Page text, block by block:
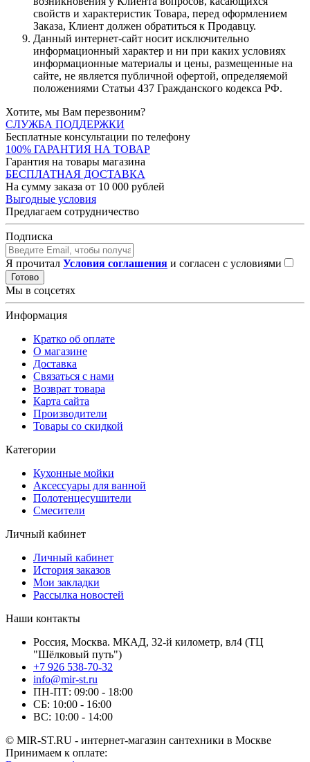
свойств и характеристик Товара, перед оформлением
Заказа, Клиент должен обратиться к Продавцу.
Данный интернет-сайт носит исключительно
информационный характер и ни при каких условиях
информационные материалы и цены, размещенные на
сайте, не является публичной офертой, определяемой
положениями Статьи 437 Гражданского кодекса РФ.
Хотите, мы Вам перезвоним?
СЛУЖБА ПОДДЕРЖКИ
Бесплатные консультации по телефону
100% ГАРАНТИЯ НА ТОВАР
Гарантия на товары магазина
БЕСПЛАТНАЯ ДОСТАВКА
На сумму заказа от 10 000 рублей
Выгодные условия
Предлагаем сотрудничество
Подписка
Я прочитал Условия соглашения и согласен с условиями
Готово
Мы в соцсетях
Информация
Кратко об оплате
О магазине
Доставка
Связаться с нами
Возврат товара
Карта сайта
Производители
Товары со скидкой
Категории
Кухонные мойки
Аксессуары для ванной
Полотенцесушители
Смесители
Личный кабинет
Личный кабинет
История заказов
Мои закладки
Рассылка новостей
Наши контакты
Россия, Москва. МКАД, 32-й километр, вл4 (ТЦ
"Шёлковый путь")
+7 926 538-70-32
info@mir-st.ru
ПН-ПТ: 09:00 - 18:00
СБ: 10:00 - 16:00
ВС: 10:00 - 14:00
© MIR-ST.RU - интернет-магазин сантехники в Москве
Принимаем к оплате: